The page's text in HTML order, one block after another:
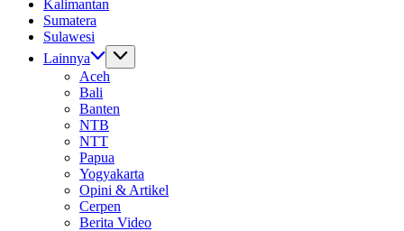
Kalimantan
Sumatera
Sulawesi
Lainnya
Aceh
Bali
Banten
NTB
NTT
Papua
Yogyakarta
Opini & Artikel
Cerpen
Berita Video